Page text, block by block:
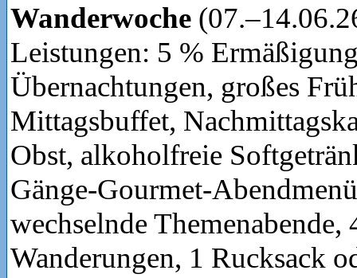
Wanderwoche
Leistungen: 5 %
Übernachtungen, großes
Mittagsbuffet,
Obst, alkoholfreie
Gänge-Gourmet-
wechselnde Themenabende,
Wanderungen, 1 Rucksack